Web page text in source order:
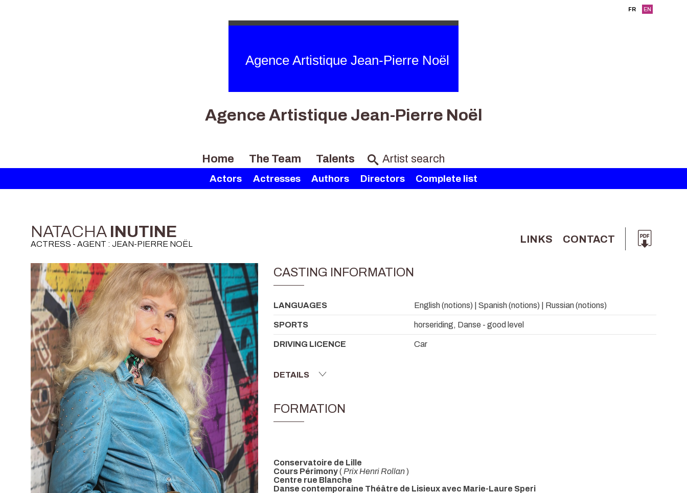
FR EN
Agence Artistique Jean-Pierre Noël
Agence Artistique Jean-Pierre Noël
Home The Team Talents
Actors Actresses Authors Directors Complete list
NATACHA INUTINE
ACTRESS - AGENT : JEAN-PIERRE NOËL LINKS CONTACT
CASTING INFORMATION
LANGUAGES English (notions) | Spanish (notions) | Russian (notions)
SPORTS horseriding, Danse - good level
DRIVING LICENCE Car
DETAILS
FORMATION
Conservatoire de Lille
Cours Périmony( Prix Henri Rollan)
Centre rue Blanche
Danse contemporaine Théâtre de Lisieux avec Marie-Laure Speri